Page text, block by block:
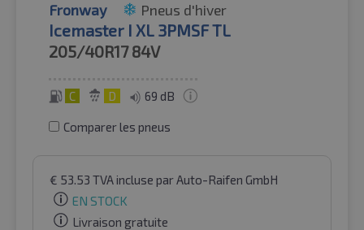
Fronway Pneus d'hiver
Icemaster I XL 3PMSF TL
205/40R17 84V
C D 69 dB
Comparer les pneus
€ 53.53 TVA incluse par Auto-Raifen GmbH
EN STOCK
Livraison gratuite